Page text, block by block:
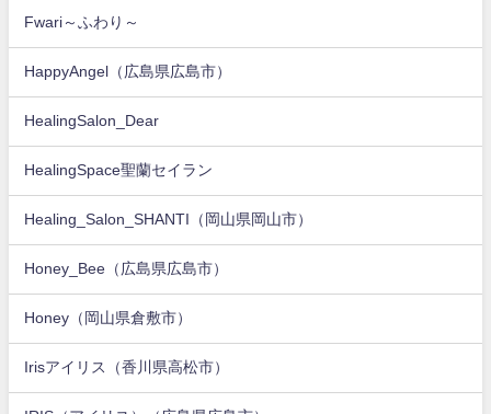
Fwari～ふわり～
HappyAngel（広島県広島市）
HealingSalon_Dear
HealingSpace聖蘭セイラン
Healing_Salon_SHANTI（岡山県岡山市）
Honey_Bee（広島県広島市）
Honey（岡山県倉敷市）
Irisアイリス（香川県高松市）